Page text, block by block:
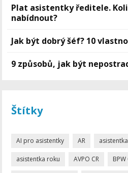
Plat asistentky ředitele.
nabídnout?
Jak být dobrý šéf? 10
9 způsobů, jak být
Štítky
AI pro asistentky AR asistentka
asistentka roku AVPO CR BPW